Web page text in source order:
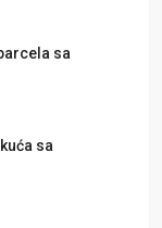
sa
sa